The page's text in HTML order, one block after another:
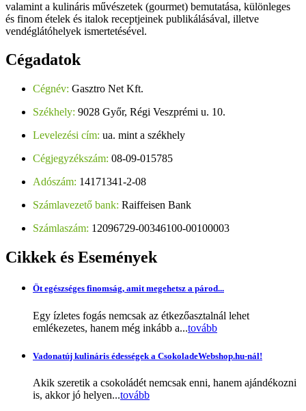
valamint a kulináris művészetek (gourmet) bemutatása, különleges
és finom ételek és italok receptjeinek publikálásával, illetve
vendéglátóhelyek ismertetésével.
Cégadatok
Cégnév: Gasztro Net Kft.
Székhely: 9028 Győr, Régi Veszprémi u. 10.
Levelezési cím: ua. mint a székhely
Cégjegyzékszám: 08-09-015785
Adószám: 14171341-2-08
Számlavezető bank: Raiffeisen Bank
Számlaszám: 12096729-00346100-00100003
Cikkekés Események
Öt egészséges finomság, amit megehetsz a párod...
Egy ízletes fogás nemcsak az étkezőasztalnál lehet
emlékezetes, hanem még inkább a...tovább
Vadonatúj kulináris édességek a CsokoladeWebshop.hu-nál!
Akik szeretik a csokoládét nemcsak enni, hanem ajándékozni
is, akkor jó helyen...tovább